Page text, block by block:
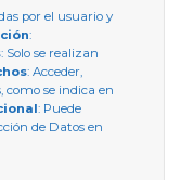
por el usuario y
:
: Solo se realizan
: Acceder,
como se indica en
: Puede
de Datos en